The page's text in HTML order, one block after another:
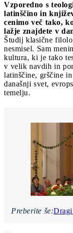
Vzporedno s
latinščino in
cenimo več tako,
lažje znajdete v
Študij klasične
nesmisel. Sam
kultura, ki je tako
v velik navdih in
latinščine, grščine
današnji svet,
temelju.
Preberite še: